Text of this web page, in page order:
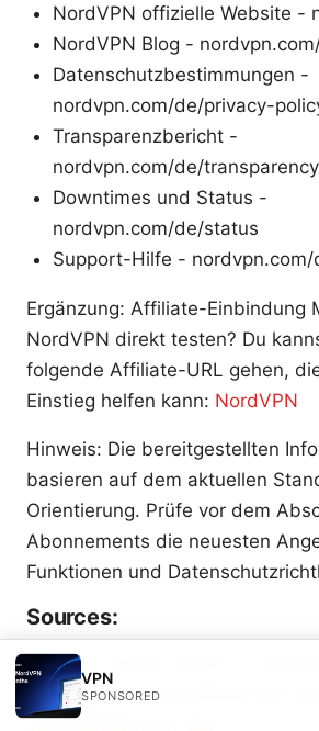
NordVPN offizielle Website -
NordVPN Blog -
Datenschutzbestimmungen -
nordvpn.com/de/privacy-
Transparenzbericht -
nordvpn.com/de/transparency
Downtimes und Status -
nordvpn.com/de/status
Support-Hilfe -
Ergänzung: Affiliate-Einbindung
NordVPN direkt testen? Du
folgende Affiliate-URL gehen,
Einstieg helfen kann: NordVPN
Hinweis: Die bereitgestellten
basieren auf dem aktuellen
Orientierung. Prüfe vor dem
Abonnements die neuesten
Funktionen und
Sources:
Nordvpn review 2026 is it still
speed and security
Brave vpn
vart pengarna for dig
VPN
SPONSORED